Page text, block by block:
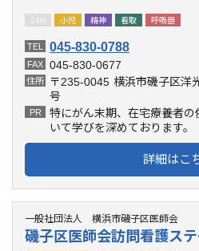
24H 小児 精神 看取 呼吸器
TEL 045-830-0788
FAX 045-830-0677
住所 〒235-0045 横浜市磯子区
号
PR
特にがん末期、在宅療養者
いて学びを深めております。
詳細はこ
一般社団法人 横浜市磯子区医師会
磯子区医師会訪問看護ス